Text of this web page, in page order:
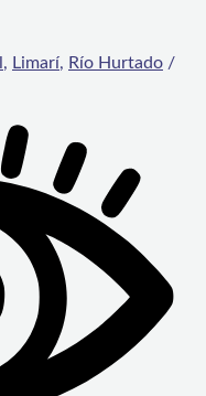
, Limarí, Río Hurtado /